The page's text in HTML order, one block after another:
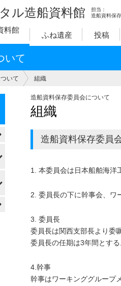
ル造船資料館
担当：
造船資料保
料館
ふね遺産 投稿
いて
いて 組織
造船資料保存委員会について
組織
造船資料保存委員
1. 本委員会は日本船舶海洋
2. 委員長の下に幹事会、ワ
3. 委員長
委員長は関西支部長より委
委員長の任期は3年間とす
4.幹事
幹事はワーキンググループ